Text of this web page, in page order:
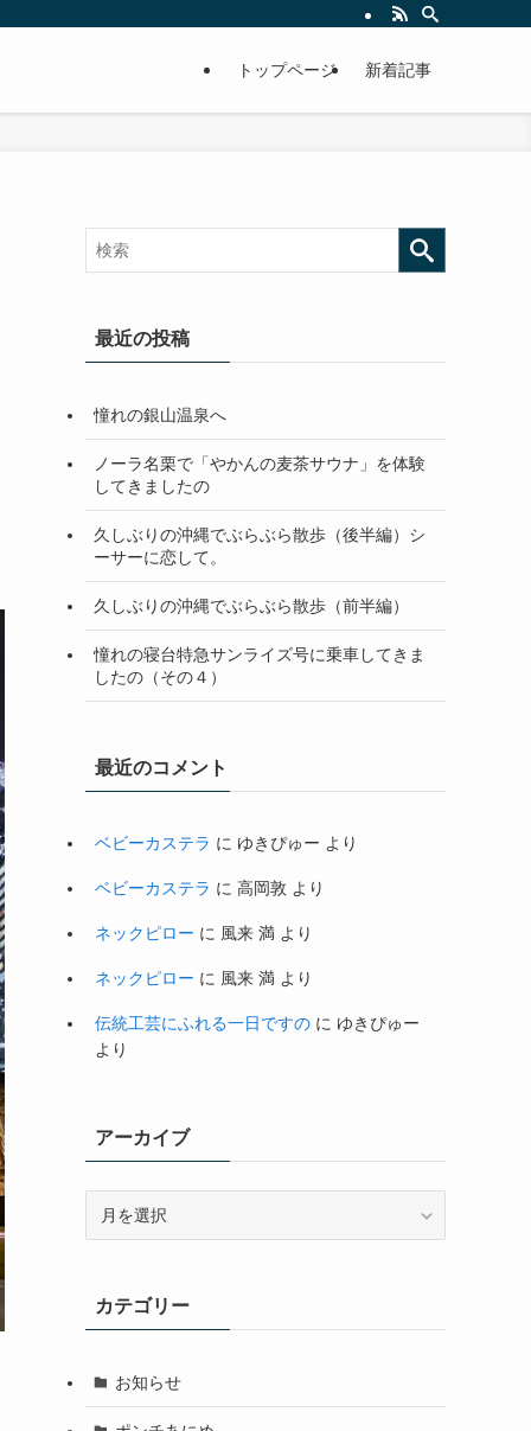
トップページ 新着記事
最近の投稿
憧れの銀山温泉へ
ノーラ名栗で「やかんの麦茶サウナ」を体験
してきましたの
久しぶりの沖縄でぶらぶら散歩（後半編）シ
ーサーに恋して。
久しぶりの沖縄でぶらぶら散歩（前半編）
憧れの寝台特急サンライズ号に乗車してきま
したの（その４）
最近のコメント
ベビーカステラ に ゆきぴゅー より
ベビーカステラ に 高岡敦 より
ネックピロー に 風来 満 より
ネックピロー に 風来 満 より
伝統工芸にふれる一日ですの に ゆきぴゅー
より
アーカイブ
ブカテゴリー
お知らせ